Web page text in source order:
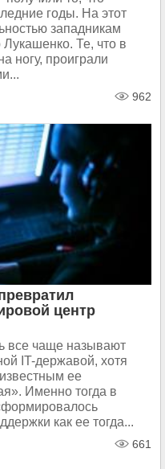
годы. На этот
западникам
Те, что в
ногу, проиграли
962
центр
все чаще называют
IT-державой, хотя
ее
Именно тогда в
как ее тогда...
661